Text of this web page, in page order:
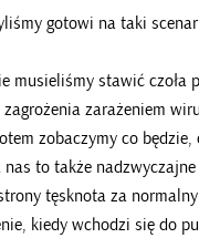
gotowi na taki
stawić czoła
zarażeniem
zobaczymy co
to także
tęsknota za
kiedy wchodzi się do